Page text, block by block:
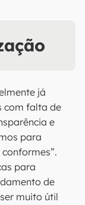
já
com falta de
e
para
para
de
muito útil